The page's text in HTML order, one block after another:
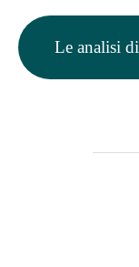
Le analisi